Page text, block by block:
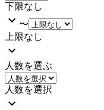
下限なし
〜
上限なし
人数を選ぶ
人数を選択